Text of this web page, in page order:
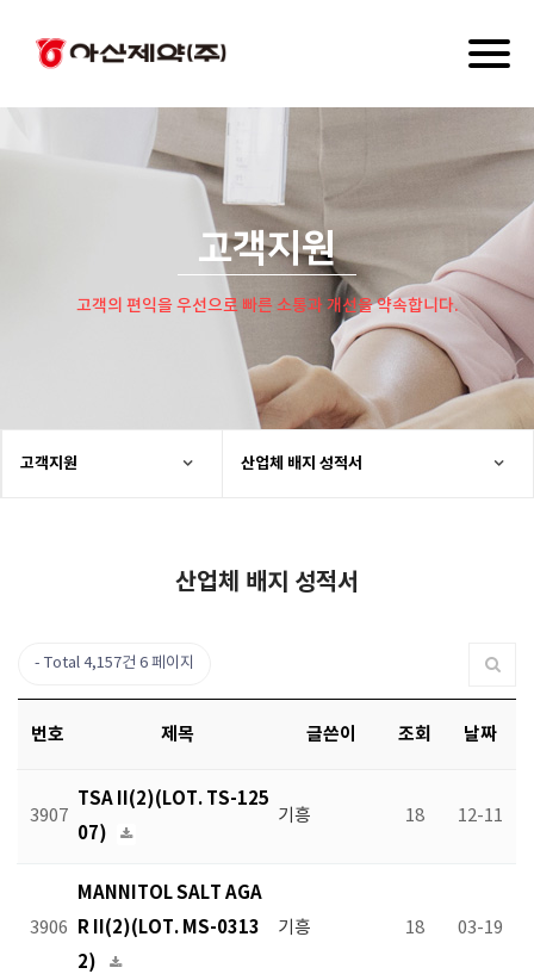
고객지원
고객의 편익을 우선으로 빠른 소통과 개선을 약속합니다.
고객지원 산업체 배지 성적서
산업체 배지 성적서
Total 4,157건 6 페이지
번호 제목 글쓴이 조회 날짜
3907
TSA II(2)(LOT. TS-125
07)
기흥 18 12-11
3906
MANNITOL SALT AGA
R II(2)(LOT. MS-0313
2)
기흥 18 03-19